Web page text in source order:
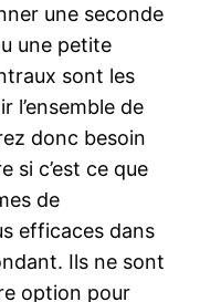
une seconde
une petite
sont les
l’ensemble de
donc besoin
si c’est ce que
de
efficaces dans
Ils ne sont
option pour